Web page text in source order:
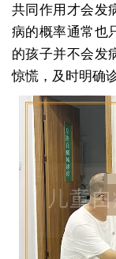
共同作用才会发
病的概率通常也
的孩子并不会发
惊慌，及时明确